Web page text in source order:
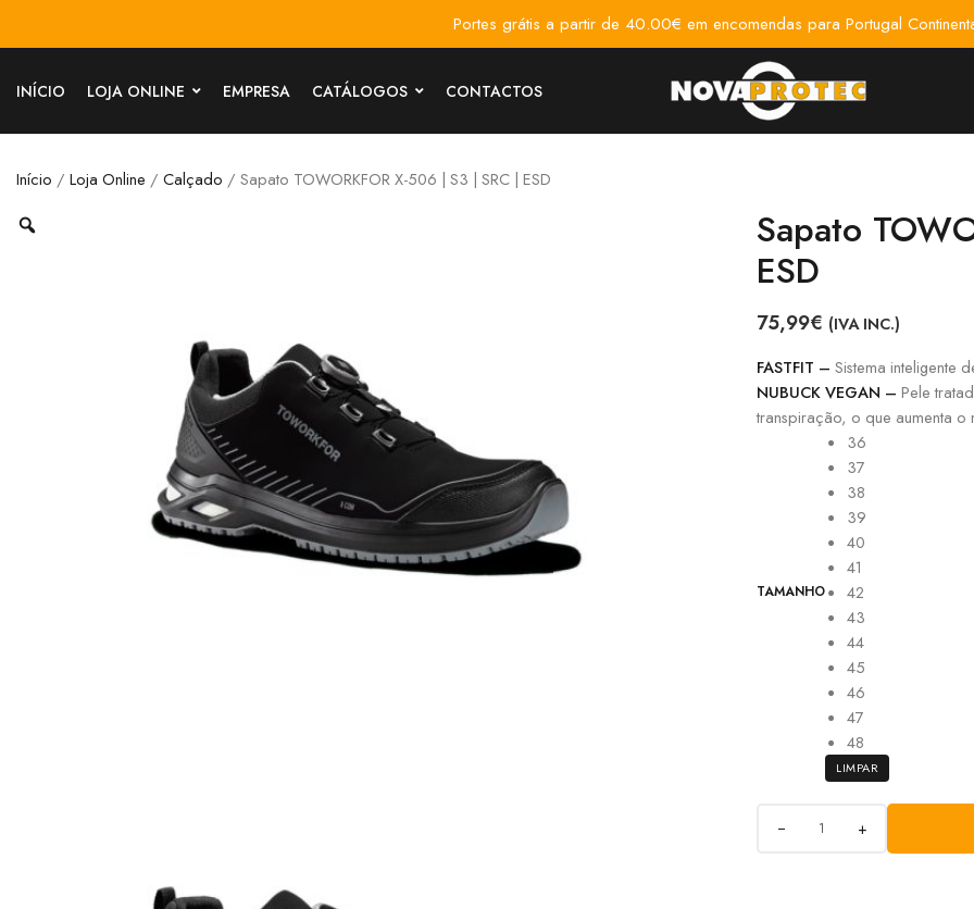
INÍCIO LOJA ONLINE EMPRESA CATÁLOGOS CONTACTOS
Início / Loja Online / Calçado / Sapato TOWORKFOR X-506 | S3 | SRC | ESD
Sapato
ESD
75,99€ (IVA INC.)
FASTFIT – Sistema inteligente
NUBUCK VEGAN – Pele
transpiração, o que aumenta o
TAMANHO
36
37
38
39
40
41
42
43
44
45
46
47
48
LIMPAR
+
Portes grátis a partir de 40.00€ em encomendas para Portugal